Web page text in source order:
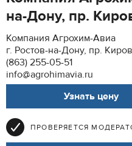
на-Дону, пр.
Компания Агрохим-Авиа
г. Ростов-на-Дону, пр.
(863) 255-05-51
info@agrohimavia.ru
Узнать цену
ПРОВЕРЯЕТСЯ